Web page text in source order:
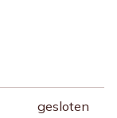
gesloten